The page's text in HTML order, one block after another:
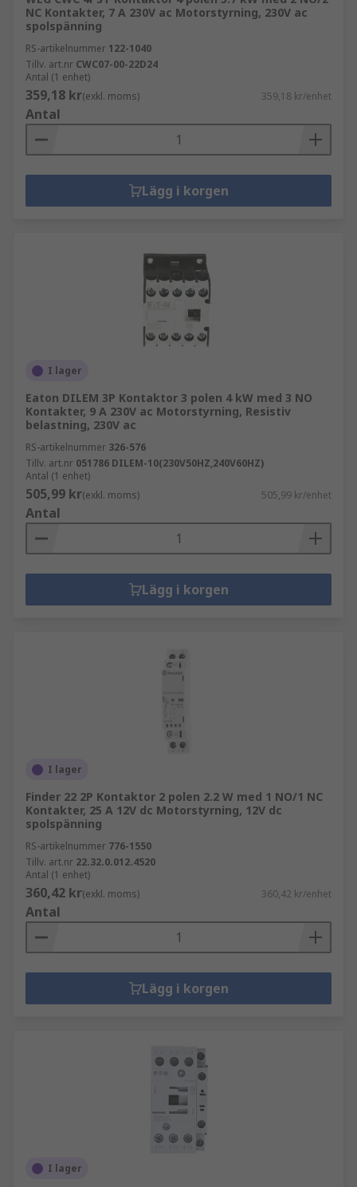
NC Kontakter, 7 A 230V ac Motorstyrning, 230V ac
spolspänning
RS-artikelnummer 122-1040
Tillv. art.nr CWC07-00-22D24
Antal (1 enhet)
359,18 kr(exkl. moms) 359,18 kr/enhet
Antal
Lägg i korgen
I lager
Eaton DILEM 3P Kontaktor 3 polen 4 kW med 3 NO
Kontakter, 9 A 230V ac Motorstyrning, Resistiv
belastning, 230V ac
RS-artikelnummer 326-576
Tillv. art.nr 051786 DILEM-10(230V50HZ,240V60HZ)
Antal (1 enhet)
505,99 kr(exkl. moms) 505,99 kr/enhet
Antal
Lägg i korgen
I lager
Finder 22 2P Kontaktor 2 polen 2.2 W med 1 NO/1 NC
Kontakter, 25 A 12V dc Motorstyrning, 12V dc
spolspänning
RS-artikelnummer 776-1550
Tillv. art.nr 22.32.0.012.4520
Antal (1 enhet)
360,42 kr(exkl. moms) 360,42 kr/enhet
Antal
Lägg i korgen
I lager